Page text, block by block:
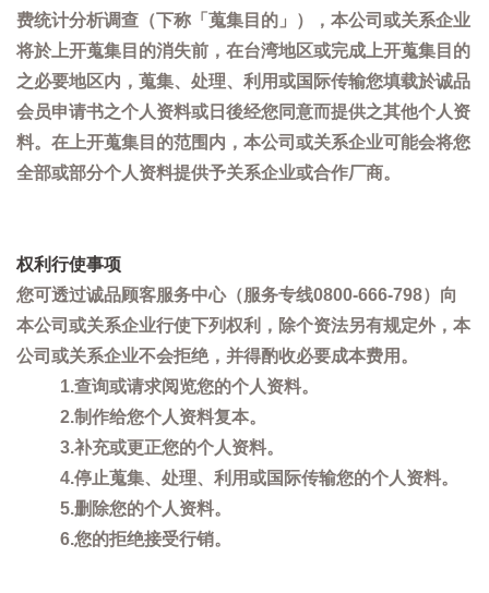
费统计分析调查（下称「蒐集目的」），本公司或关系企业
将於上开蒐集目的消失前，在台湾地区或完成上开蒐集目的
之必要地区内，蒐集、处理、利用或国际传输您填载於诚品
会员申请书之个人资料或日後经您同意而提供之其他个人资
料。在上开蒐集目的范围内，本公司或关系企业可能会将您
全部或部分个人资料提供予关系企业或合作厂商。
权利行使事项
您可透过诚品顾客服务中心（服务专线0800-666-798）向
本公司或关系企业行使下列权利，除个资法另有规定外，本
公司或关系企业不会拒绝，并得酌收必要成本费用。
1.查询或请求阅览您的个人资料。
2.制作给您个人资料复本。
3.补充或更正您的个人资料。
4.停止蒐集、处理、利用或国际传输您的个人资料。
5.删除您的个人资料。
6.您的拒绝接受行销。